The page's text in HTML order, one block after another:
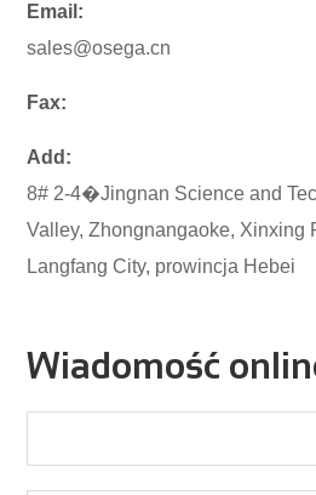
Email:
sales@osega.cn
Fax:
Add:
8# 2-4�Jingnan Science and
Valley, Zhongnangaoke, Xinxing
Langfang City, prowincja Hebei
Wiadomość